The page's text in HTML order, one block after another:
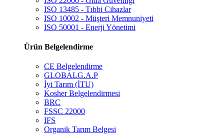
ISO 13485 - Tıbbi Cihazlar
ISO 10002 - Müşteri Memnuniyeti
ISO 50001 - Enerji Yönetimi
Ürün Belgelendirme
CE Belgelendirme
GLOBALG.A.P
İyi Tarım (İTU)
Kosher Belgelendirmesi
BRC
FSSC 22000
IFS
Organik Tarım Belgesi